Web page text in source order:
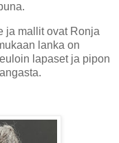
ja mallit ovat Ronja
lanka on
lapaset ja pipon